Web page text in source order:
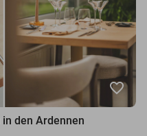
favorite_border
den Ardennen